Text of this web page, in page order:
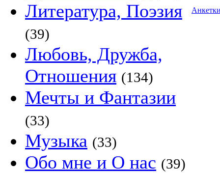
Литература, Поэзия
(39)
Любовь, Дружба,
Отношения (134)
Мечты и Фантазии
(33)
Музыка (33)
Обо мне и О нас (39)